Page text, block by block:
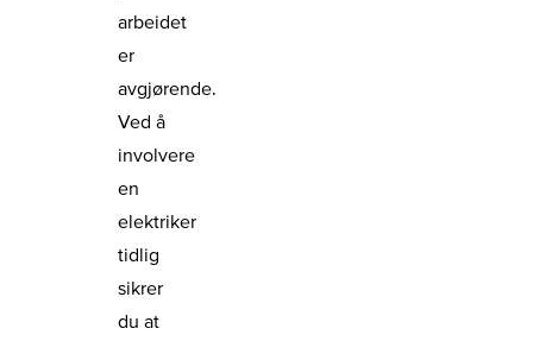
arbeidet
er
avgjørende.
Ved å
involvere
en
elektriker
tidlig
sikrer
du at